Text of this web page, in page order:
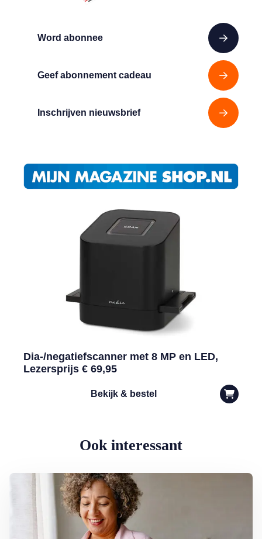
Word abonnee
Geef abonnement cadeau
Inschrijven nieuwsbrief
Dia-/negatiefscanner met 8 MP en LED,
Lezersprijs € 69,95
Bekijk & bestel
Ook interessant
Lees meer over Hoe bel ik het snelste mijn bank?